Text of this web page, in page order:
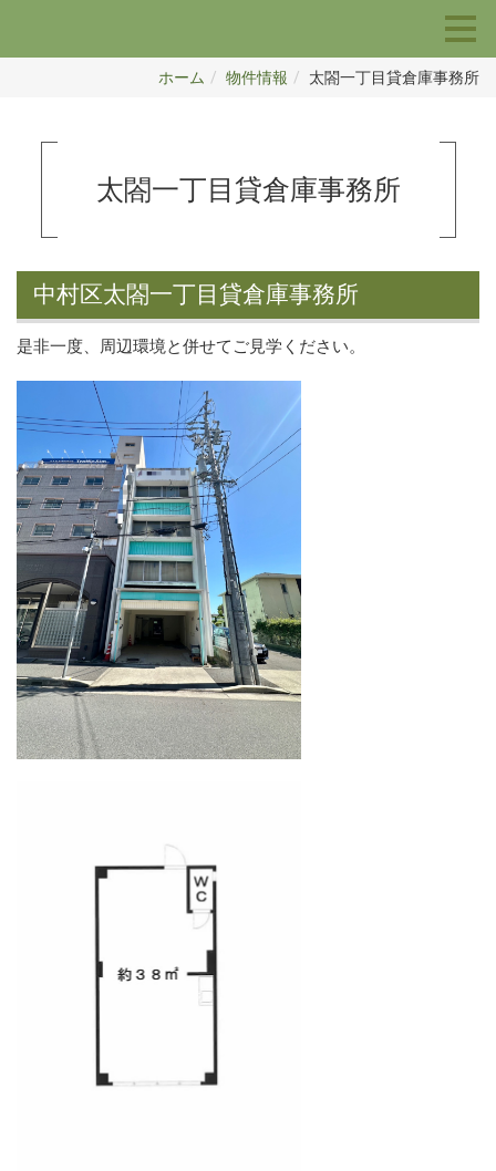
ホーム 物件情報 太閤一丁目貸倉庫事務所
太閤一丁目貸倉庫事務所
中村区太閤一丁目貸倉庫事務所
是非一度、周辺環境と併せてご見学ください。